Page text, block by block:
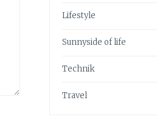
Lifestyle
Sunnyside of life
Technik
Travel